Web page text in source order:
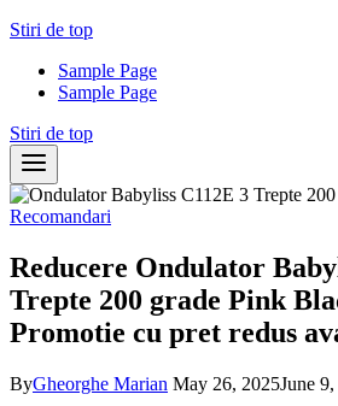
Skip
content
Stiri de top
Sample Page
Sample Page
Stiri de top
Recomandari
Reducere Ondulator
Trepte 200 grade Pink
Promotie cu pret redus
ByGheorghe Marian May 26, 2025June